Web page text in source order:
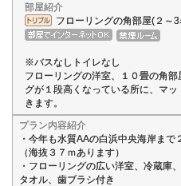
部屋紹介
フローリングの角部屋(２～
※バスなしトイレなし
フローリングの洋室、１０畳の角
グが１段高くなっている所に、マ
きます。
プラン内容紹介
・今年も水質AAの白浜中央海岸ま
（海抜３７ｍあります）
・フローリングの広い洋室、冷蔵庫
タオル、歯ブラシ付き